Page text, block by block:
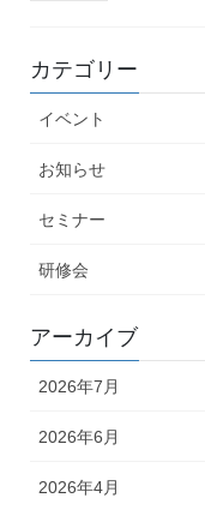
カテゴリー
イベント
お知らせ
セミナー
研修会
アーカイブ
2026年7月
2026年6月
2026年4月